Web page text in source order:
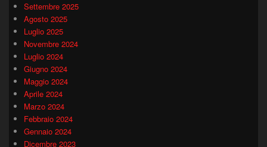
Settembre 2025
Agosto 2025
Luglio 2025
Novembre 2024
Luglio 2024
Giugno 2024
Maggio 2024
Aprile 2024
Marzo 2024
Febbraio 2024
Gennaio 2024
Dicembre 2023